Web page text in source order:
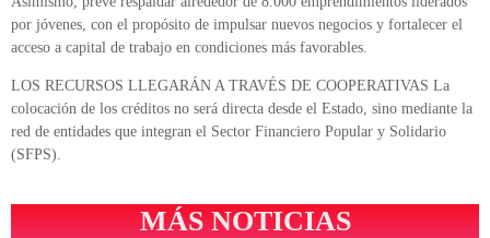
por jóvenes, con el propósito de impulsar nuevos negocios y fortalecer el
acceso a capital de trabajo en condiciones más favorables.
LOS RECURSOS LLEGARÁN A TRAVÉS DE COOPERATIVAS La
colocación de los créditos no será directa desde el Estado, sino mediante la
red de entidades que integran el Sector Financiero Popular y Solidario
(SFPS).
MÁS NOTICIAS